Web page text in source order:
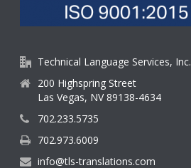
Technical Language Services, Inc.
200 Highspring Street
Las Vegas, NV 89138-4634
702.233.5735
702.973.6009
info@tls-translations.com